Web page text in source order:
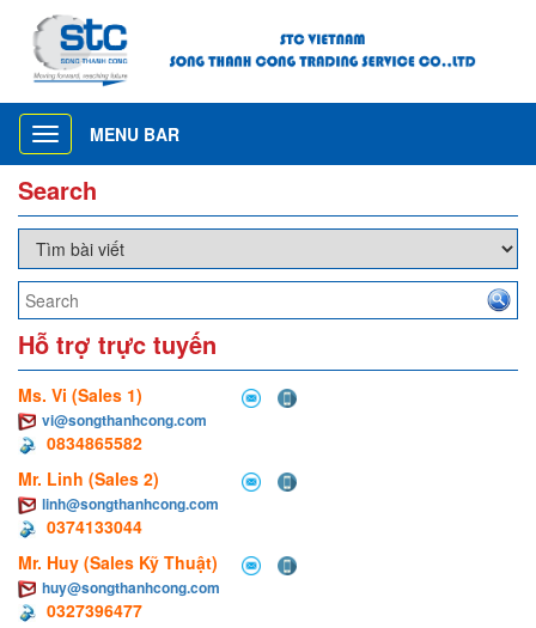
Toggle
navigation
MENU BAR
Search
Hỗ trợ trực tuyến
Ms. Vi (Sales 1)
vi@songthanhcong.com
0834865582
Mr. Linh (Sales 2)
linh@songthanhcong.com
0374133044
Mr. Huy (Sales Kỹ Thuật)
huy@songthanhcong.com
0327396477